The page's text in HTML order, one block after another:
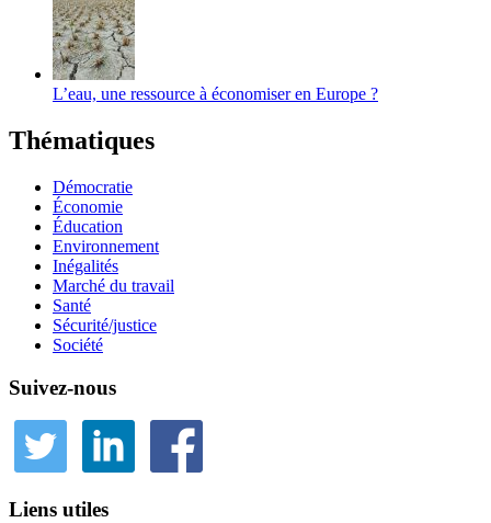
L’eau, une ressource à économiser en Europe ?
Thématiques
Démocratie
Économie
Éducation
Environnement
Inégalités
Marché du travail
Santé
Sécurité/justice
Société
Suivez-nous
Liens utiles